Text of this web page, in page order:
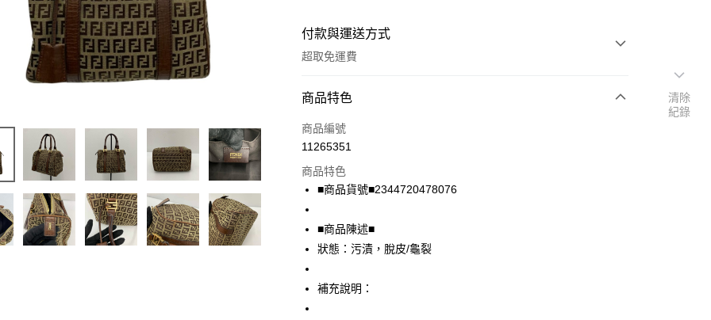
付款與運送方式
超取免運費
付款方式
信用卡一次付款
LINE Pay
Apple Pay
街口支付
悠遊付
商品特色
商品編號
11265351
商品特色
■商品貨號■2344720478076
■商品陳述■
狀態：污漬，脫皮/龜裂
補充說明：
清除
紀錄